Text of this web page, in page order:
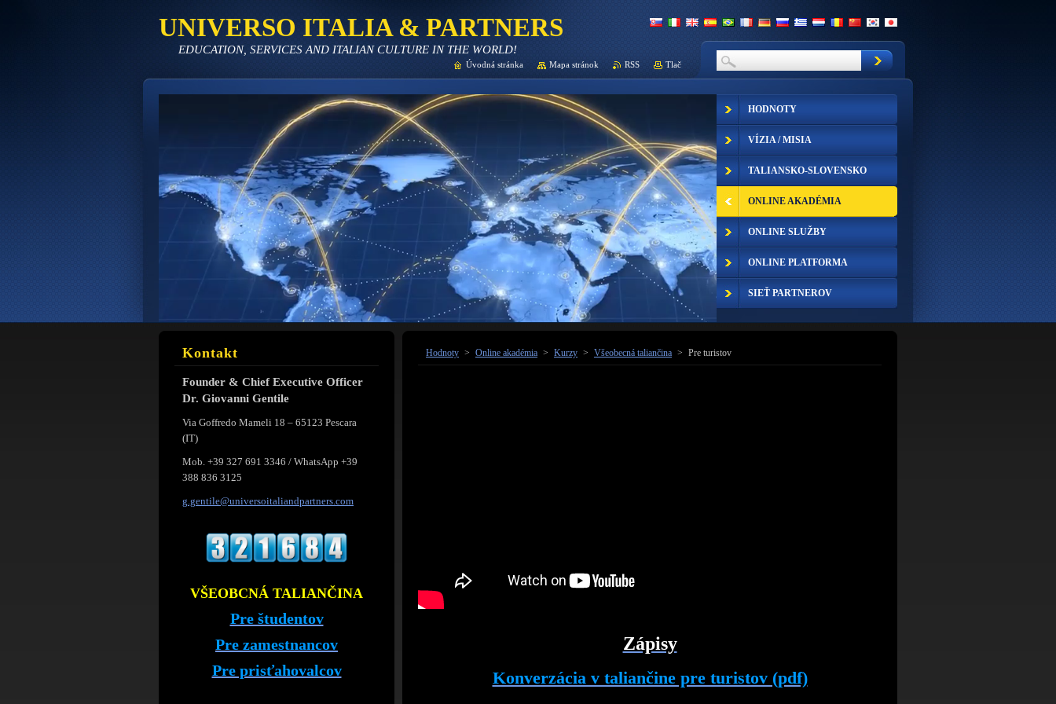
UNIVERSO ITALIA & PARTNERS
EDUCATION, SERVICES AND ITALIAN CULTURE IN THE WORLD!
Hodnoty > Online akadémia > Kurzy > Všeobecná taliančina > Pre turistov
Zápisy
Konverzácia v taliančine pre turistov (pdf)
Kontakt
Founder & Chief Executive Officer
Dr. Giovanni Gentile
Via Goffredo Mameli 18 – 65123 Pescara
(IT)
Mob. +39 327 691 3346 / WhatsApp +39
388 836 3125
g.gentile@universoitaliandpartners.com
VŠEOBCNÁ TALIANČINA
Pre študentov
Pre zamestnancov
Pre prisťahovalcov
HODNOTY
VÍZIA / MISIA
TALIANSKO-SLOVENSKO
ONLINE AKADÉMIA
ONLINE SLUŽBY
ONLINE PLATFORMA
SIEŤ PARTNEROV
Úvodná stránka Mapa stránok RSS Tlač